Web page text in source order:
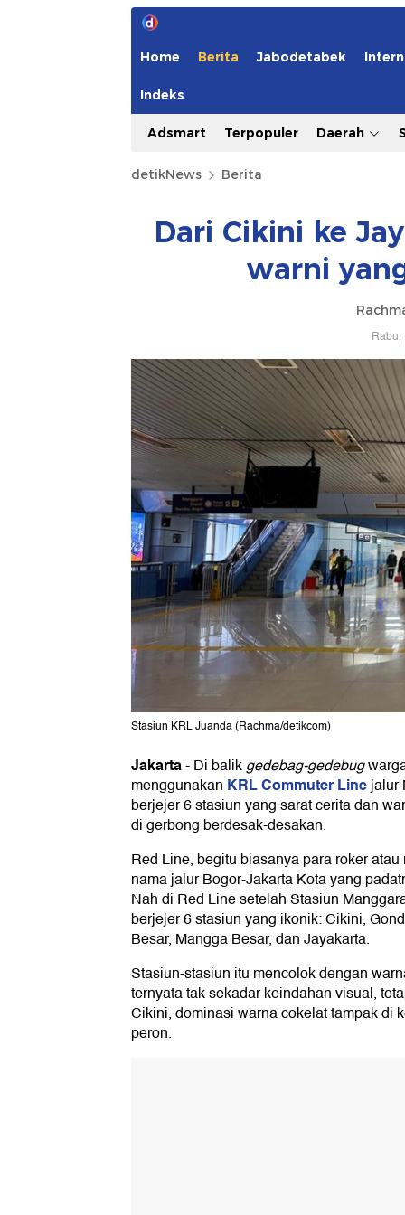
Home Berita Jabodetabek
Indeks
Adsmart Terpopuler Daerah
detikNews Berita
Dari Cikini ke
warni
Rabu,
Stasiun KRL Juanda (Rachma/detikcom)
Jakarta-Di balikgedebag-gedebug
menggunakan KRL Commuter Linejalur
berjejer 6 stasiun yang sarat cerita dan
di gerbong berdesak-desakan.
Red Line, begitu biasanya para roker
nama jalur Bogor-Jakarta Kota yang
Nah di Red Line setelah Stasiun
berjejer 6 stasiun yang ikonik: Cikini,
Besar, Mangga Besar, dan Jayakarta.
Stasiun-stasiun itu mencolok dengan
ternyata tak sekadar keindahan visual,
Cikini, dominasi warna cokelat tampak di
peron.